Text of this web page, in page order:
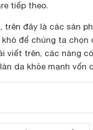
tiếp theo.
trên đây là các sản
khó để chúng ta
viết trên, các nàng
da khỏe mạnh vốn